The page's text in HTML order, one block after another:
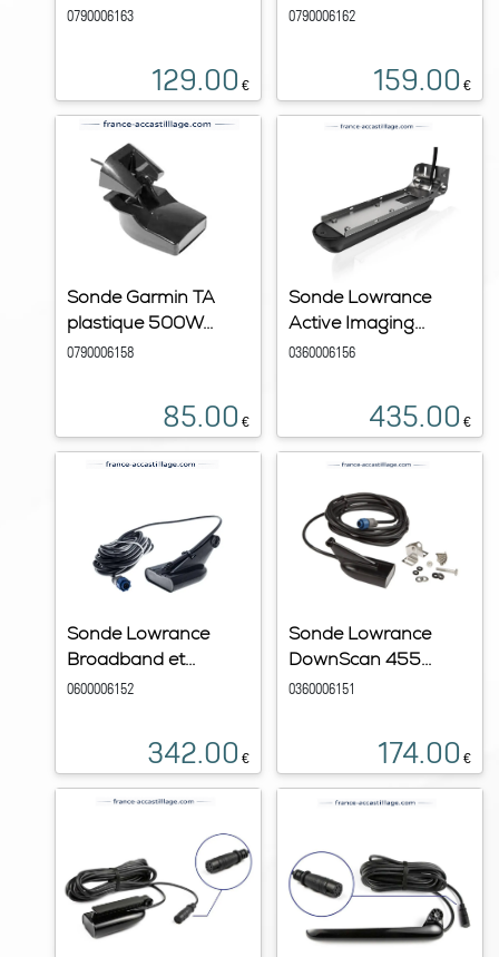
0790006163
129.00 €
0790006162
159.00 €
Sonde Garmin TA
plastique 500W...
0790006158
85.00 €
Sonde Lowrance
Active Imaging...
0360006156
435.00 €
Sonde Lowrance
Broadband et...
0600006152
342.00 €
Sonde Lowrance
DownScan 455...
0360006151
174.00 €